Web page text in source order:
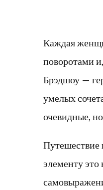
Каждая
поворотами
Брэдшоу —
умелых
очевидные,
Путешествие
элементу это